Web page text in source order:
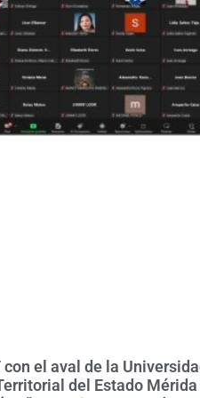
con el aval de la
del Estado Mérida